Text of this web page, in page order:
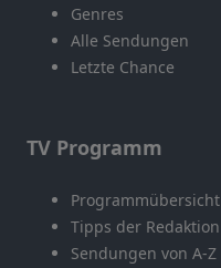
Genres
Alle Sendungen
Letzte Chance
TV Programm
Programmübersicht
Tipps der Redaktion
Sendungen von A-Z